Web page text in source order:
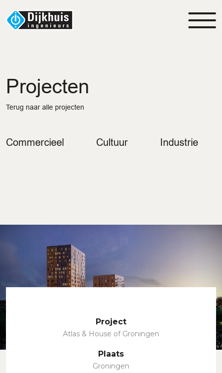
Projecten
Terug naar alle projecten
Commercieel Cultuur Industrie
Project
Atlas & House of Groningen
Plaats
Groningen